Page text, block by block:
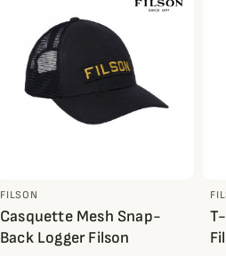
FILSON
Casquette Mesh Snap-
Back Logger Filson